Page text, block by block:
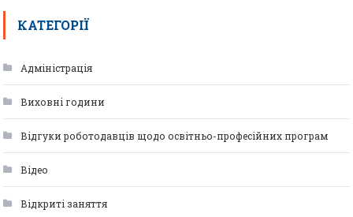
КАТЕГОРІЇ
Адміністрація
Виховні години
Відгуки роботодавців щодо освітньо-професійних програм
Відео
Відкриті заняття